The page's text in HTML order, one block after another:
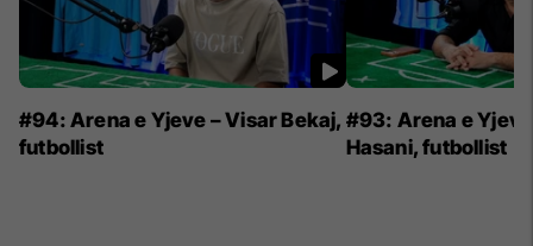
#94: Arena e Yjeve – Visar Bekaj,
futbollist
#93: Arena e
Hasani, futbollist